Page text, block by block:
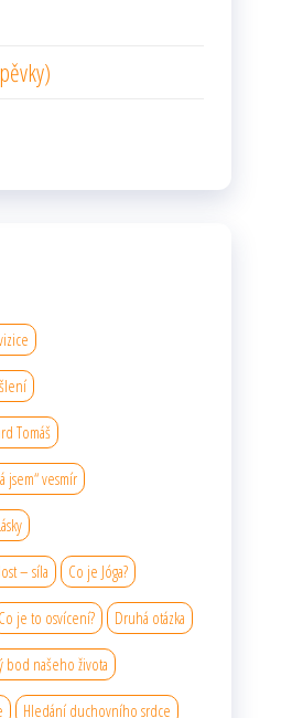
Tomáš
jsem“ vesmír
– síla Co je Jóga?
Co je to osvícení? Druhá otázka
našeho života
Hledání duchovního srdce